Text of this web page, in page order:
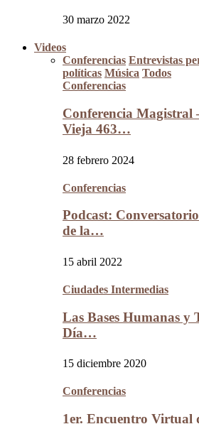
30 marzo 2022
Videos
Conferencias Entrevistas
políticas Música Todos
Conferencias
Conferencia Magistral
Vieja 463…
28 febrero 2024
Conferencias
Podcast:
de la…
15 abril 2022
Ciudades Intermedias
Las Bases Humanas y
Día…
15 diciembre 2020
Conferencias
1er. Encuentro Virtual